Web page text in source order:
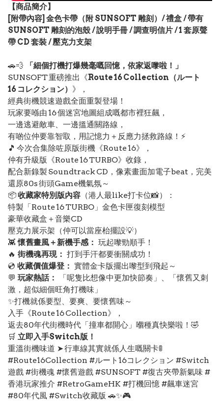
【商品簡介】
[附帶內容] 金色卡帶（附 SUNSOFT 雕刻）/ 禮盒 / 帶有
SUNSOFT 雕刻的泡殼 / 說明手冊 / 調查明信片 / 1 套原聲
帶 CD 套裝 / 壓克力支架
🚗💨
「細個打機打爆幾毫嘅回憶，依家返嚟啦！」
SUNSOFT 重磅推出《Route 16 Collection（ルート
16 コレクション） 》，
經典街機競速遊戲全面重製登場！
玩家要喺由 16 個迷宮地圖組成嘅都市裡狂飆，
一邊逃避敵車、一邊搵通關路線，
有啲位仲要靠智取，用記憶力＋反應力拯救路線！⚡
🎵 今次合集除咗原版街機《Route 16》，
仲有升級版《Route 16 TURBO》收錄，
配合新錄製 Soundtrack CD，像素畫面加電子beat，完美
還原80s 街頭Game機氣氛～
📦收藏家特別版內容 （港人最like打卡位📸）：
特製「Route 16 TURBO」金色卡匣復刻模型
豪華收藏盒＋音樂CD
壓克力展示架（仲可以當座枱擺設💡）
👾懷舊畫風＋新機手感： 玩起嚟勁順手！
🔥 街機魂再現： 打到手汗都要衝關成功！
💿 收藏價值爆登： 實體金卡版擺出嚟型到飛起～
💬 玩家熱話：
「呢隻比想像中更加快節奏」、「懷舊又刺
激，超似細個旺角打機味」
✨打機就係要型、要爽、要懷舊味～
入手《Route 16 Collection》，
返去80年代街機時代「撞車都開心」嗰種真快樂啦！🤣
🛒 立即入手Switch版！
重溫街機味道 ➤ 行車線其實就係人生嘅關卡🚦
#Route16Collection #ルート16コレクション #Switch
遊戲 #街機魂 #懷舊遊戲 #SUNSOFT #復古夾帶新氣味 #
香港玩家推介 #RetroGameHK #打機回憶 #飆車迷宮
#80年代風 #Switch收藏版 🚗✨🎮